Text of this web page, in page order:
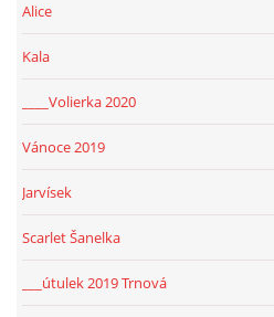
Alice
Kala
____Volierka 2020
Vánoce 2019
Jarvísek
Scarlet Šanelka
___útulek 2019 Trnová